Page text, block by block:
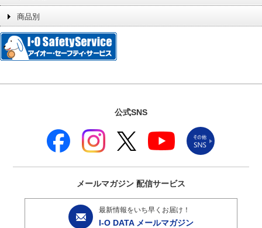
商品別
公式SNS
メールマガジン 配信サービス
最新情報をいち早くお届け！
I-O DATA メールマガジン